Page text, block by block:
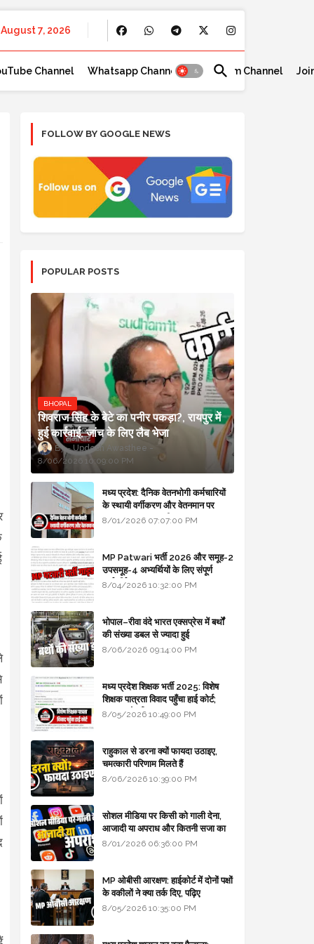
August 7, 2026
Channel Whatsapp Channel Telegram Channel
FOLLOW BY GOOGLE NEWS
POPULAR POSTS
BHOPAL
शिवराज सिंह के बेटे का पनीर पकड़ा?, रायपुर में
हुई कार्रवाई, जांच के लिए लैब भेजा
Updesh Awasthee
8/06/2026 10:09:00 PM
मध्य प्रदेश: दैनिक वेतनभोगी कर्मचारियों
के स्थायी वर्गीकरण और वेतनमान पर
सरकार का बड़ा स्पष्टीकरण
8/01/2026 07:07:00 PM
MP Patwari भर्ती 2026 और समूह-2
उपसमूह-4 अभ्यर्थियों के लिए संपूर्ण
मार्गदर्शिका
8/04/2026 10:32:00 PM
भोपाल–रीवा वंदे भारत एक्सप्रेस में बर्थों
की संख्या डबल से ज्यादा हुई
8/06/2026 09:14:00 PM
मध्य प्रदेश शिक्षक भर्ती 2025: विशेष
शिक्षक पात्रता विवाद पहुँचा हाई कोर्ट;
सरकार से माँगा जवाब
8/05/2026 10:49:00 PM
राहुकाल से डरना क्यों फायदा उठाइए,
चमत्कारी परिणाम मिलते हैं
8/06/2026 10:39:00 PM
सोशल मीडिया पर किसी को गाली देना,
आजादी या अपराध और कितनी सजा का
प्रावधान - free legal advice
8/01/2026 06:36:00 PM
MP ओबीसी आरक्षण: हाईकोर्ट में दोनों पक्षों
के वकीलों ने क्या तर्क दिए, पढ़िए
8/05/2026 10:35:00 PM